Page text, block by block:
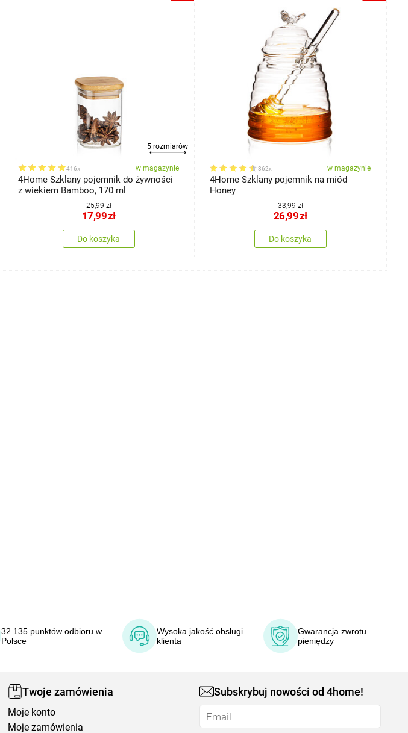
5 rozmiarów
416x w magazynie
4Home Szklany pojemnik do żywności
z wiekiem Bamboo, 170 ml
25,99 zł
17,99zł
Do koszyka
362x w magazynie
4Home Szklany pojemnik na miód
Honey
33,99 zł
26,99zł
Do koszyka
32 135 punktów odbioru w
Polsce
Wysoka jakość obsługi
klienta
Gwarancja zwrotu
pieniędzy
Twoje zamówienia
Moje konto
Moje zamówienia
Subskrybuj nowości od 4home!